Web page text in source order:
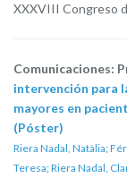
XXXVIII Congreso
Comunicaciones:
intervención para
mayores en
(Póster)
Riera Nadal, Natàlia;
Teresa; Riera Nadal,